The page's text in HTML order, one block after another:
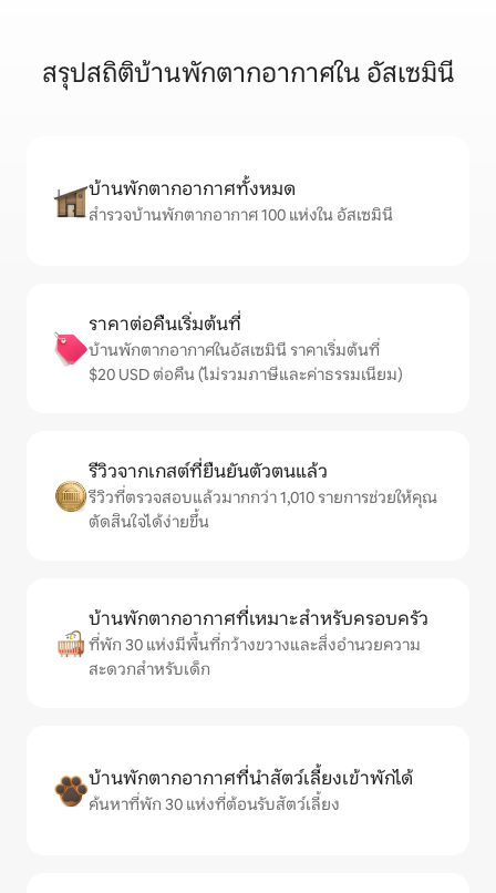
สรุปสถิติบ้านพักตากอากาศใน อัสเซมินี
บ้านพักตากอากาศทั้งหมด
สำรวจบ้านพักตากอากาศ 100 แห่งใน อัสเซมินี
ราคาต่อคืนเริ่มต้นที่
บ้านพักตากอากาศในอัสเซมินี ราคาเริ่มต้นที่
$20 USD ต่อคืน (ไม่รวมภาษีและค่าธรรมเนียม)
รีวิวจากเกสต์ที่ยืนยันตัวตนแล้ว
รีวิวที่ตรวจสอบแล้วมากกว่า 1,010 รายการช่วยให้คุณ
ตัดสินใจได้ง่ายขึ้น
บ้านพักตากอากาศที่เหมาะสำหรับครอบครัว
ที่พัก 30 แห่งมีพื้นที่กว้างขวางและสิ่งอำนวยความ
สะดวกสำหรับเด็ก
บ้านพักตากอากาศที่นำสัตว์เลี้ยงเข้าพักได้
ค้นหาที่พัก 30 แห่งที่ต้อนรับสัตว์เลี้ยง